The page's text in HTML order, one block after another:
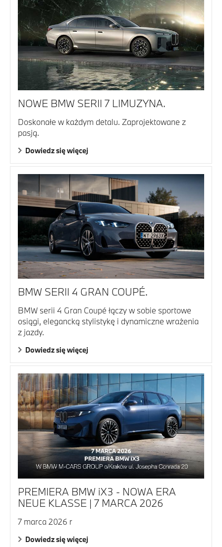
NOWE BMW SERII 7 LIMUZYNA.
Doskonałe w każdym detalu. Zaprojektowane z
pasją.
Dowiedz się więcej
BMW SERII 4 GRAN COUPÉ.
BMW serii 4 Gran Coupé łączy w sobie sportowe
osiągi, elegancką stylistykę i dynamiczne wrażenia
z jazdy.
Dowiedz się więcej
PREMIERA BMW iX3 - NOWA ERA
NEUE KLASSE | 7 MARCA 2026
7 marca 2026 r
Dowiedz się więcej